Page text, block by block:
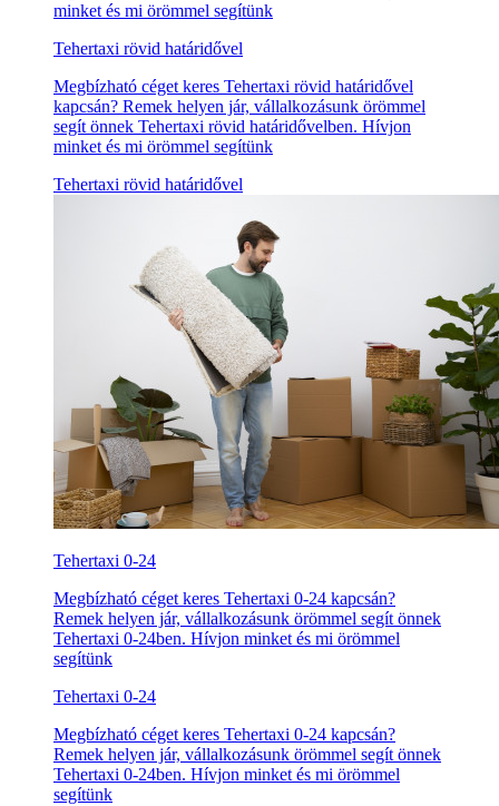
minket és mi örömmel segítünk
Tehertaxi rövid határidővel
Megbízható céget keres Tehertaxi rövid határidővel
kapcsán? Remek helyen jár, vállalkozásunk örömmel
segít önnek Tehertaxi rövid határidővelben. Hívjon
minket és mi örömmel segítünk
Tehertaxi rövid határidővel
Tehertaxi 0-24
Megbízható céget keres Tehertaxi 0-24 kapcsán?
Remek helyen jár, vállalkozásunk örömmel segít önnek
Tehertaxi 0-24ben. Hívjon minket és mi örömmel
segítünk
Tehertaxi 0-24
Megbízható céget keres Tehertaxi 0-24 kapcsán?
Remek helyen jár, vállalkozásunk örömmel segít önnek
Tehertaxi 0-24ben. Hívjon minket és mi örömmel
segítünk